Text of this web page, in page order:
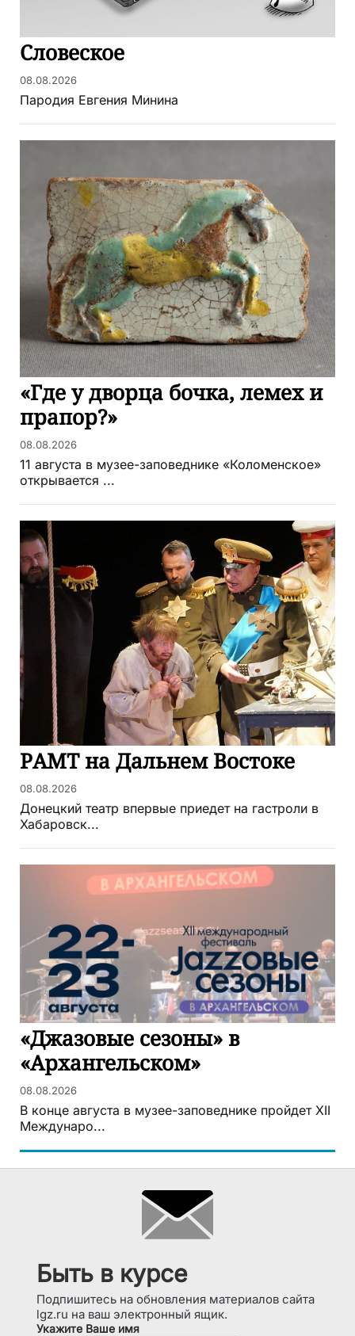
Словеское
08.08.2026
Пародия Евгения Минина
«Где у дворца бочка, лемех и
прапор?»
08.08.2026
11 августа в музее-заповеднике «Коломенское»
открывается ...
РАМТ на Дальнем Востоке
08.08.2026
Донецкий театр впервые приедет на гастроли в
Хабаровск...
«Джазовые сезоны» в
«Архангельском»
08.08.2026
В конце августа в музее-заповеднике пройдет XII
Междунаро...
Быть в курсе
Подпишитесь на обновления материалов сайта
lgz.ru на ваш электронный ящик.
Укажите Ваше имя